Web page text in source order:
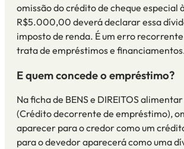
omissão do crédito de cheque especial
R$5.000,00 deverá declarar essa
imposto de renda. Éum erro recorrente
trata de empréstimos e financiamentos
E quem concede o empréstimo?
Na ficha de BENS e DIREITOS alimentar
(Crédito decorrente de empréstimo),
aparecer para o credor como um
para o devedor aparecerá como uma